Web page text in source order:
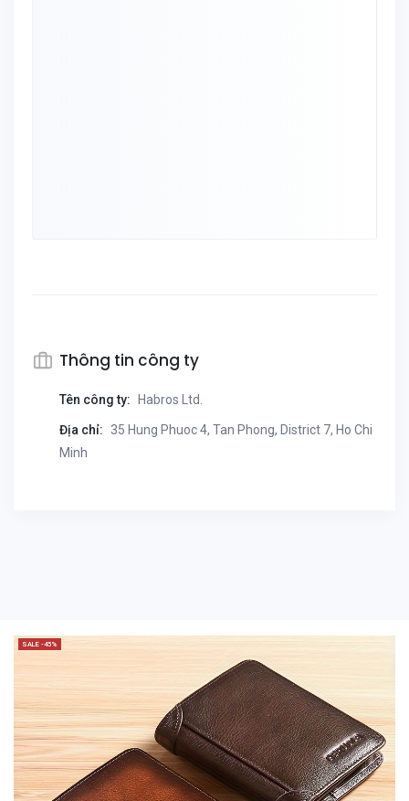
Thông tin công ty
Tên công ty: Habros Ltd.
Địa chỉ:
35 Hung Phuoc 4, Tan Phong, District 7, Ho Chi
Minh
SALE -45%